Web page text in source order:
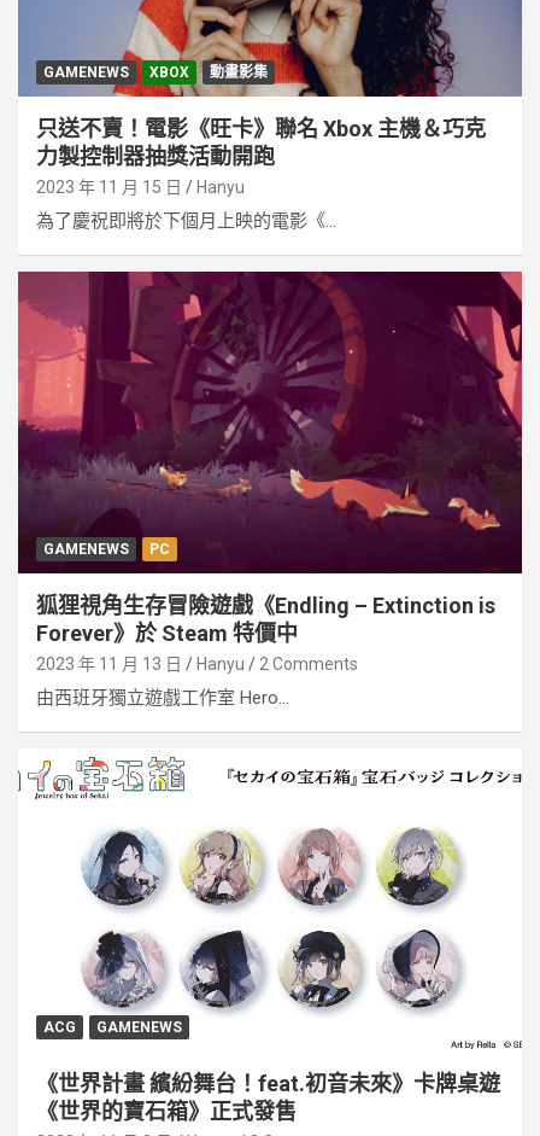
GAMENEWS XBOX 動畫影集
只送不賣！電影《旺卡》聯名 Xbox 主機＆巧克
力製控制器抽獎活動開跑
2023 年 11 月 15 日 Hanyu
為了慶祝即將於下個月上映的電影《...
GAMENEWS PC
狐狸視角生存冒險遊戲《Endling – Extinction is
Forever》於 Steam 特價中
2023 年 11 月 13 日 Hanyu 2 Comments
由西班牙獨立遊戲工作室 Hero...
ACG GAMENEWS
《世界計畫 繽紛舞台！feat.初音未來》卡牌桌遊
《世界的寶石箱》正式發售